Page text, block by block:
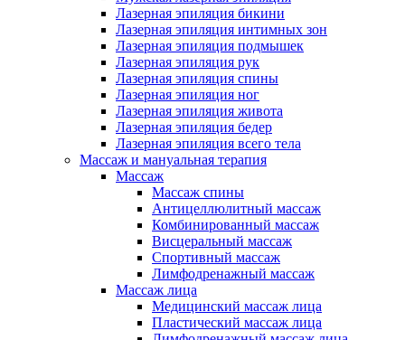
Лазерная эпиляция бикини
Лазерная эпиляция интимных зон
Лазерная эпиляция подмышек
Лазерная эпиляция рук
Лазерная эпиляция спины
Лазерная эпиляция ног
Лазерная эпиляция живота
Лазерная эпиляция бедер
Лазерная эпиляция всего тела
Массаж и мануальная терапия
Массаж
Массаж спины
Антицеллюлитный массаж
Комбинированный массаж
Висцеральный массаж
Спортивный массаж
Лимфодренажный массаж
Массаж лица
Медицинский массаж лица
Пластический массаж лица